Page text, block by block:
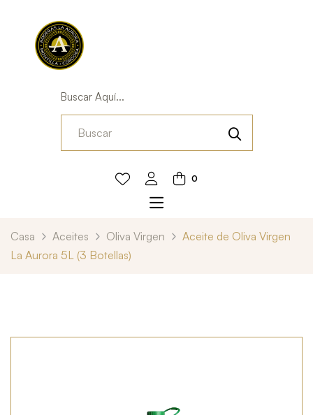
Buscar Aquí...
0
Casa Aceites Oliva Virgen
Aceite de Oliva Virgen
La Aurora 5L (3 Botellas)